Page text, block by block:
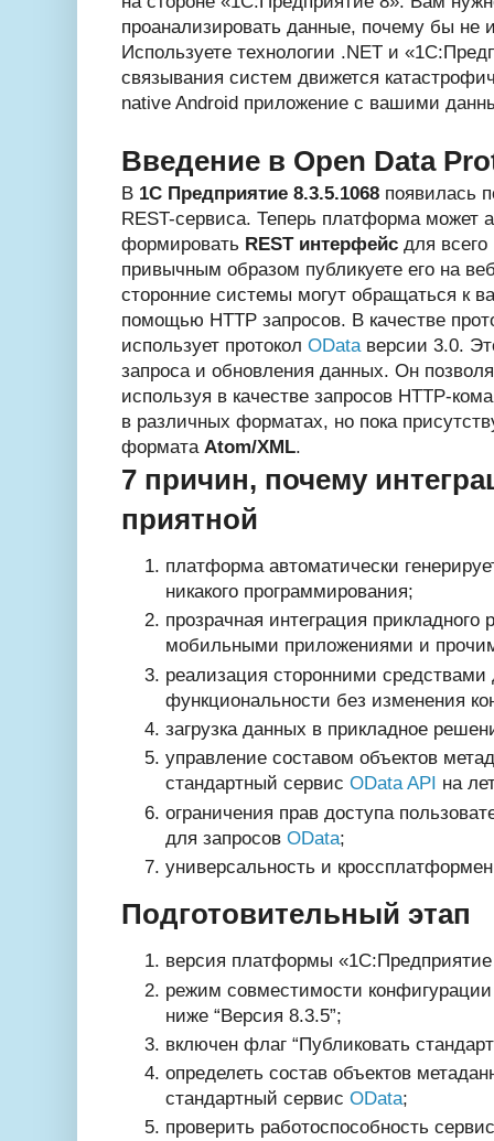
проанализировать данные, почему бы не
Используете технологии .NET и
связывания систем движется
native Android приложение с вашими
Введение в Open Data
В 1С Предприятие 8.3.5.1068 появилась
REST-сервиса. Теперь платформа может
формировать REST интерфейс для
привычным образом публикуете его на
сторонние системы могут обращаться к
помощью HTTP запросов. В качестве
использует протокол ODataверсии 3.0.
запроса и обновления данных. Он
используя в качестве запросов HTTP-
в различных форматах, но пока
формата Atom/XML.
7 причин, почему
приятной
платформа автоматически
никакого программирования;
прозрачная интеграция
мобильными приложениями и
реализация сторонними средствами
функциональности без изменения
загрузка данных в прикладное
управление составом объектов
стандартный сервис OData API на
ограничения прав доступа
для запросов OData;
универсальность и
Подготовительный этап
версия платформы
режим совместимости
ниже “Версия 8.3.5”;
включен флаг “Публиковать
определеть состав объектов
стандартный сервис OData;
проверить работоспособность